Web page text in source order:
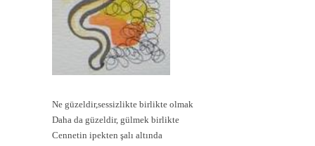
Ne güzeldir,sessizlikte birlikte olmak
Daha da güzeldir, gülmek birlikte
Cennetin ipekten şalı altında